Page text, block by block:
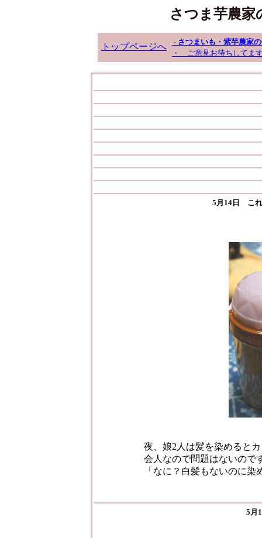
さつま芋農家
トップページへ ・ さつまいも・紫芋農家
・ ご意見お待ちしてま
5月14日 これ
夜、娘2人は髪を染めると
会人なので問題はないので
「なに？白髪もないのに
5月